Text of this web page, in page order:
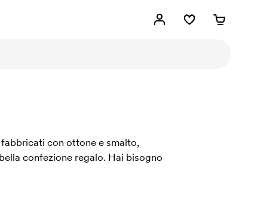
con ottone e smalto,
confezione regalo. Hai bisogno